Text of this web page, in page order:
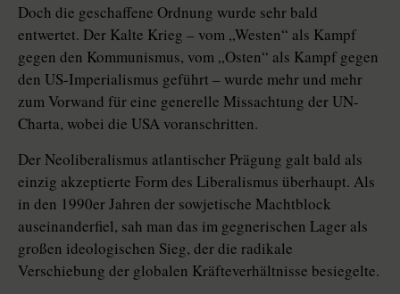
Doch die geschaffene Ordnung wurde sehr bald
entwertet. Der Kalte Krieg – vom „Westen“ als Kampf
gegen den Kommunismus, vom „Osten“ als Kampf gegen
den US-Imperialismus geführt – wurde mehr und mehr
zum Vorwand für eine generelle Missachtung der UN-
Charta, wobei die USA voranschritten.
Der Neoliberalismus atlantischer Prägung galt bald als
einzig akzeptierte Form des Liberalismus überhaupt. Als
in den 1990er Jahren der sowjetische Machtblock
auseinanderfiel, sah man das im gegnerischen Lager als
großen ideologischen Sieg, der die radikale
Verschiebung der globalen Kräfteverhältnisse besiegelte.